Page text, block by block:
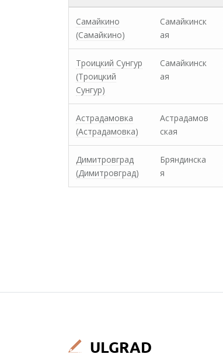
Самайкино
(Самайкино)
Самайкинск
ая
Троицкий Сунгур
(Троицкий
Сунгур)
Самайкинск
ая
Астрадамовка
(Астрадамовка)
Астрадамов
ская
Димитровград
(Димитровград)
Бряндинска
я